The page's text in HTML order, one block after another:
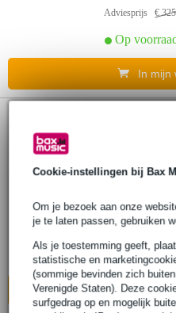
Cookie-instellingen bij Bax
Om je bezoek aan onze
je te laten passen, gebruiken
Als je toestemming geeft,
statistische en
(sommige bevinden zich
Verenigde Staten). Deze
surfgedrag op en mogelijk
Adviesprijs €
Op
In mijn
Engineering
Adviesprijs
Op
In mijn